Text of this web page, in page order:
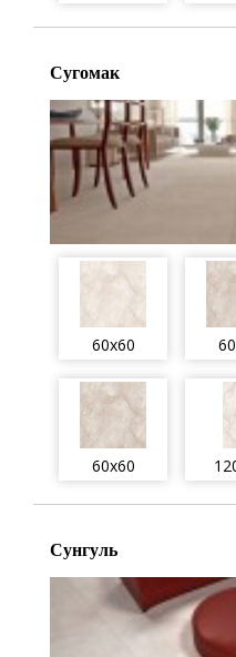
Сугомак
60x60
60x60
Сунгуль